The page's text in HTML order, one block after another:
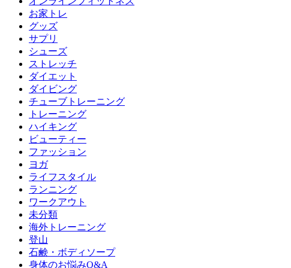
お家トレ
グッズ
サプリ
シューズ
ストレッチ
ダイエット
ダイビング
チューブトレーニング
トレーニング
ハイキング
ビューティー
ファッション
ヨガ
ライフスタイル
ランニング
ワークアウト
未分類
海外トレーニング
登山
石鹸・ボディソープ
身体のお悩みQ&A